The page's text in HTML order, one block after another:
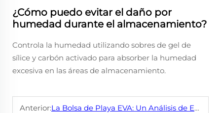
¿Cómo puedo evitar el daño por
humedad durante el almacenamiento?
Controla la humedad utilizando sobres de gel de
sílice y carbón activado para absorber la humedad
excesiva en las áreas de almacenamiento.
Anterior:La Bolsa de Playa EVA: Un Análisis de Estilo y Funcionalidad